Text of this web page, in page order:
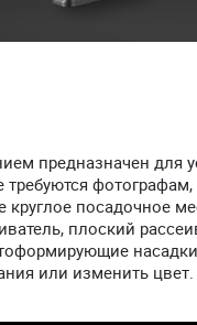
предназначен
посадочное
плоский
или изменить цвет.